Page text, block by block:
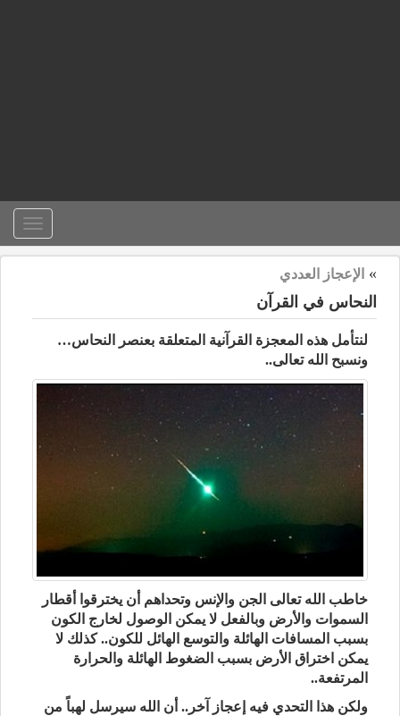
» الإعجاز العددي
النحاس في القرآن
لنتأمل هذه المعجزة القرآنية المتعلقة بعنصر النحاس…
ونسبح الله تعالى..
خاطب الله تعالى الجن والإنس وتحداهم أن يخترقوا أقطار
السموات والأرض وبالفعل لا يمكن الوصول لخارج الكون
بسبب المسافات الهائلة والتوسع الهائل للكون.. كذلك لا
يمكن اختراق الأرض بسبب الضغوط الهائلة والحرارة
المرتفعة..
ولكن هذا التحدي فيه إعجاز آخر.. أن الله سيرسل لهباً من